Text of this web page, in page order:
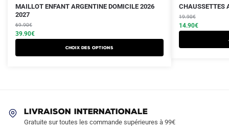
MAILLOT ENFANT ARGENTINE DOMICILE 2026
2027
69.90€
Le
prix
initial
était :
39.90€
Le
prix
actuel
est :
Choix des options
Ce
produit
a
plusieurs
variations.
choisies
CHAUSSETTES
19.90€
Le
prix
initial
était :
14.90€
Le
prix
actuel
est :
LIVRAISON INTERNATIONALE
Gratuite sur toutes les commande supérieures à 99€